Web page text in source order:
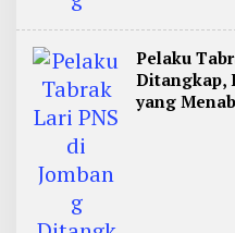
Pelaku
Ditangkap,
yang